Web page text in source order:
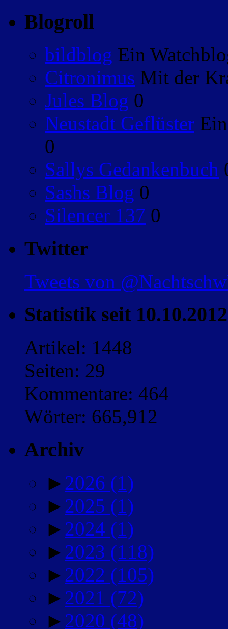
Blogroll
bildblog Ein
Citronimus Mit der
Jules Blog 0
Neustadt Geflüster
0
Sallys Gedankenbuch
Sashs Blog 0
Silencer 137 0
Twitter
Tweets von
Statistik seit 10.10.2012
Artikel: 1448
Seiten: 29
Kommentare: 464
Wörter: 665,912
Archiv
► 2026 (1)
► 2025 (1)
► 2024 (1)
► 2023 (118)
► 2022 (105)
► 2021 (72)
► 2020 (48)